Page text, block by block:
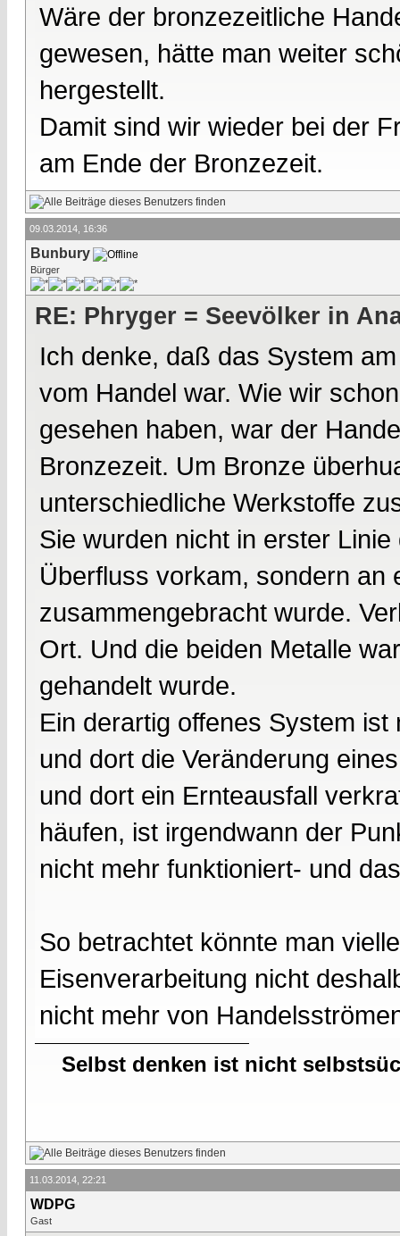
Wäre der bronzezeitliche
gewesen, hätte man weiter
hergestellt.
Damit sind wir wieder bei der
am Ende der Bronzezeit.
09.03.2014, 16:36
Bunbury
Bürger
RE: Phryger = Seevölker in
Ich denke, daß das System
vom Handel war. Wie wir
gesehen haben, war der
Bronzezeit. Um Bronze
unterschiedliche Werkstoffe
Sie wurden nicht in erster
Überfluss vorkam, sondern an
zusammengebracht wurde.
Ort. Und die beiden Metalle
gehandelt wurde.
Ein derartig offenes System
und dort die Veränderung
und dort ein Ernteausfall
häufen, ist irgendwann der
nicht mehr funktioniert- und
So betrachtet könnte man
Eisenverarbeitung nicht
nicht mehr von
Selbst denken ist nicht
11.03.2014, 22:21
WDPG
Gast